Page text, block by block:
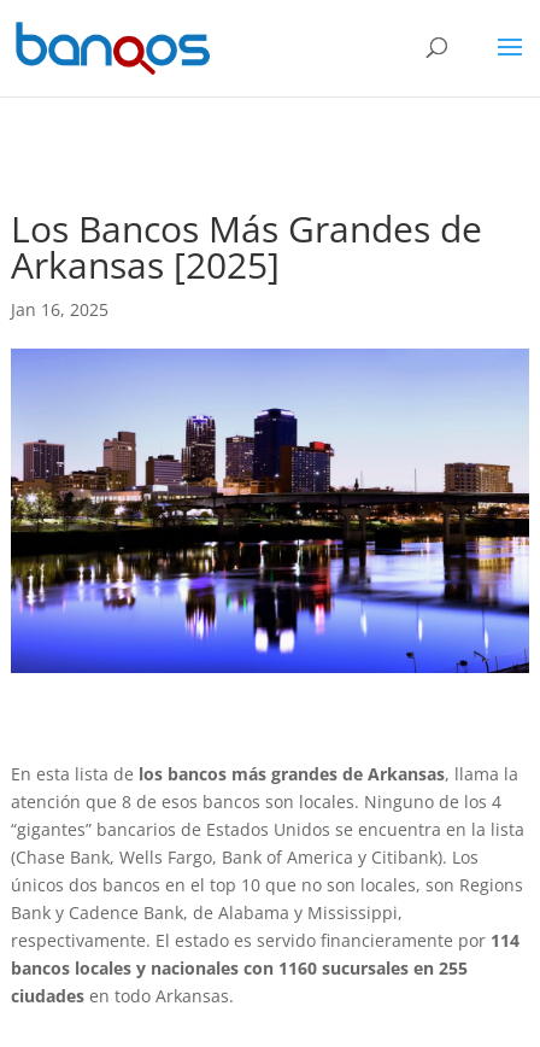
Los Bancos Más Grandes de
Arkansas [2025]
Jan 16, 2025
En esta lista de los bancos más grandes de Arkansas, llama la
atención que 8 de esos bancos son locales. Ninguno de los 4
“gigantes” bancarios de Estados Unidos se encuentra en la lista
(Chase Bank, Wells Fargo, Bank of America y Citibank). Los
únicos dos bancos en el top 10 que no son locales, son Regions
Bank y Cadence Bank, de Alabama y Mississippi,
respectivamente. El estado es servido financieramente por 114
bancos locales y nacionales con 1160 sucursales en 255
ciudadesen todo Arkansas.